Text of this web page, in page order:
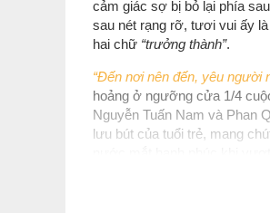
cảm giác sợ bị bỏ lại phía
sau nét rạng rỡ, tươi vui ấy
hai chữ “trưởng thành”.
“Đến nơi nên đến, yêu người
hoảng ở ngưỡng cửa 1/4
Nguyễn Tuấn Nam và Phan
lưu bút của tuổi trẻ, mang
tan chảy trong niềm hạnh
Tác giả Nguyễn Tuấn Nam